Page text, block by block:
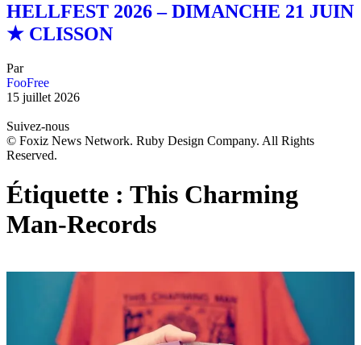
HELLFEST 2026 – DIMANCHE 21 JUIN
★ CLISSON
Par
FooFree
15 juillet 2026
Suivez-nous
© Foxiz News Network. Ruby Design Company. All Rights
Reserved.
Étiquette : This Charming
Man-Records